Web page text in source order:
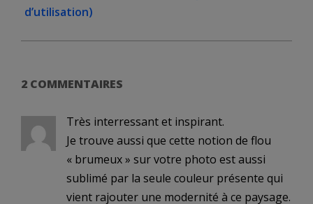
d’utilisation)
2 COMMENTAIRES
Très interressant et inspirant.
Je trouve aussi que cette notion de flou
« brumeux » sur votre photo est aussi
sublimé par la seule couleur présente qui
vient rajouter une modernité à ce paysage.